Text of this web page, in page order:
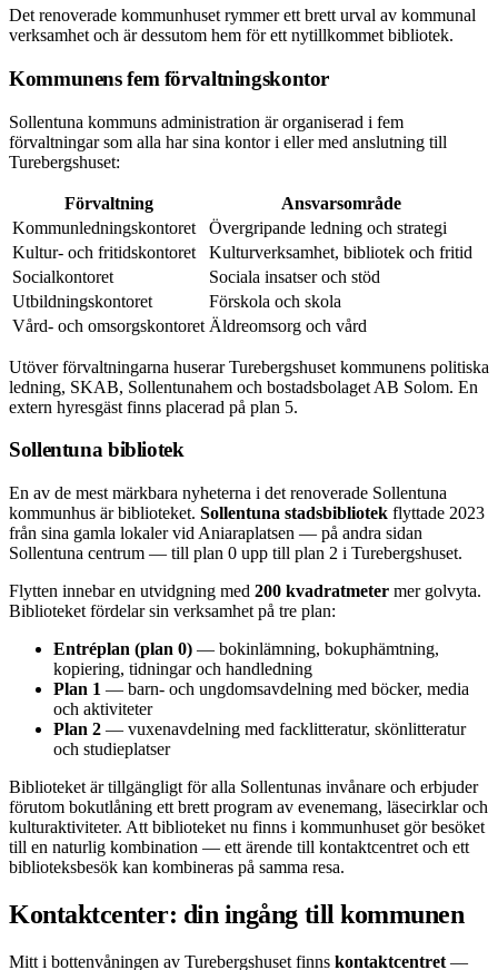
Det renoverade kommunhuset rymmer ett brett urval av kommunal
verksamhet och är dessutom hem för ett nytillkommet bibliotek.
Kommunens fem förvaltningskontor
Sollentuna kommuns administration är organiserad i fem
förvaltningar som alla har sina kontor i eller med anslutning till
Turebergshuset:
Förvaltning
Ansvarsområde
Kommunledningskontoret
Övergripande ledning och strategi
Kultur- och fritidskontoret
Kulturverksamhet, bibliotek och fritid
Socialkontoret
Sociala insatser och stöd
Utbildningskontoret
Förskola och skola
Vård- och omsorgskontoret Äldreomsorg och vård
Utöver förvaltningarna huserar Turebergshuset kommunens politiska
ledning, SKAB, Sollentunahem och bostadsbolaget AB Solom. En
extern hyresgäst finns placerad på plan 5.
Sollentuna bibliotek
En av de mest märkbara nyheterna i det renoverade Sollentuna
kommunhus är biblioteket. Sollentuna stadsbibliotek flyttade 2023
från sina gamla lokaler vid Aniaraplatsen — på andra sidan
Sollentuna centrum — till plan 0 upp till plan 2 i Turebergshuset.
Flytten innebar en utvidgning med 200 kvadratmeter mer golvyta.
Biblioteket fördelar sin verksamhet på tre plan:
Entréplan (plan 0) — bokinlämning, bokuphämtning,
kopiering, tidningar och handledning
Plan 1 — barn- och ungdomsavdelning med böcker, media
och aktiviteter
Plan 2 — vuxenavdelning med facklitteratur, skönlitteratur
och studieplatser
Biblioteket är tillgängligt för alla Sollentunas invånare och erbjuder
förutom bokutlåning ett brett program av evenemang, läsecirklar och
kulturaktiviteter. Att biblioteket nu finns i kommunhuset gör besöket
till en naturlig kombination — ett ärende till kontaktcentret och ett
biblioteksbesök kan kombineras på samma resa.
Kontaktcenter: din ingång till kommunen
Mitt i bottenvåningen av Turebergshuset finns kontaktcentret —